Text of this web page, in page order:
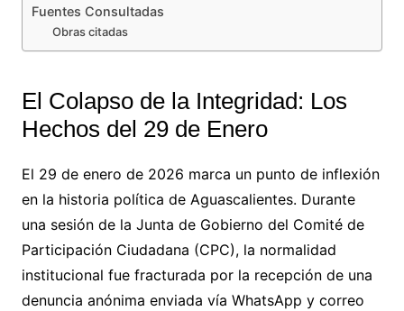
Fuentes Consultadas
Obras citadas
El Colapso de la Integridad: Los
Hechos del 29 de Enero
El 29 de enero de 2026 marca un punto de inflexión
en la historia política de Aguascalientes. Durante
una sesión de la Junta de Gobierno del Comité de
Participación Ciudadana (CPC), la normalidad
institucional fue fracturada por la recepción de una
denuncia anónima enviada vía WhatsApp y correo